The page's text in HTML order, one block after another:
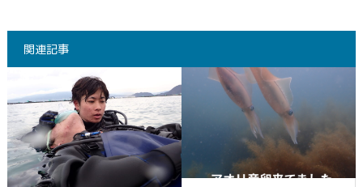
関連記事